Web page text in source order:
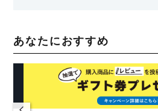
あなたにおすすめ